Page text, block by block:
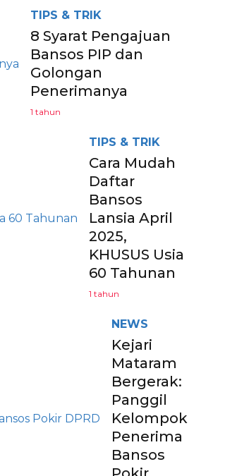
TIPS & TRIK
8 Syarat Pengajuan
Bansos PIP dan
Golongan
Penerimanya
1 tahun
TIPS & TRIK
Cara Mudah
Daftar
Bansos
Lansia April
2025,
KHUSUS Usia
60 Tahunan
1 tahun
NEWS
Kejari
Mataram
Bergerak:
Panggil
Kelompok
Penerima
Bansos